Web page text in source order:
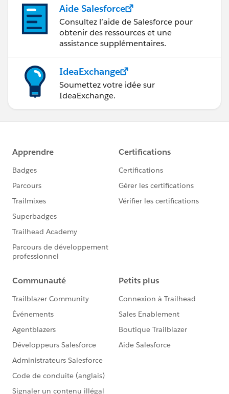
Aide Salesforce
Consultez l’aide de Salesforce pour
obtenir des ressources et une
assistance supplémentaires.
IdeaExchange
Soumettez votre idée sur
IdeaExchange.